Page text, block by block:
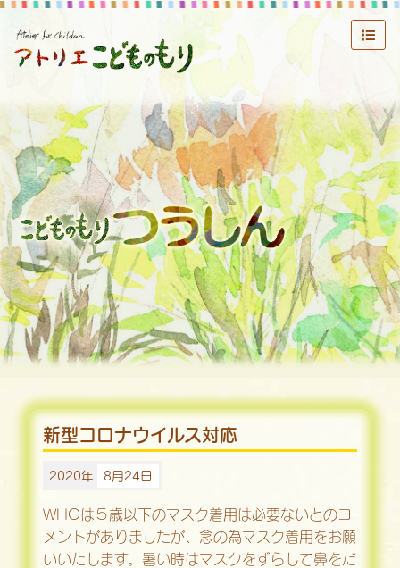
新型コロナウイルス対応
2020年 8月24日
WHOは５歳以下のマスク着用は必要ないとのコ
メントがありましたが、念の為マスク着用をお願
いいたします。暑い時はマスクをずらして鼻をだ